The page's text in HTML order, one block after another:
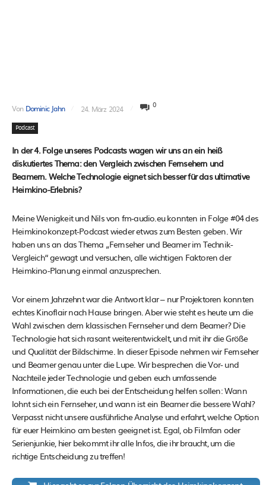
Von Dominic Jahn 24. März 2024 0
Podcast
In der 4. Folge unseres Podcasts wagen wir uns an ein heiß
diskutiertes Thema: den Vergleich zwischen Fernsehern und
Beamern. Welche Technologie eignet sich besser für das ultimative
Heimkino-Erlebnis?
Meine Wenigkeit und Nils von fm-audio.eu konnten in Folge #04 des
Heimkinokonzept-Podcast wieder etwas zum Besten geben. Wir
haben uns an das Thema „Fernseher und Beamer im Technik-
Vergleich“ gewagt und versuchen, alle wichtigen Faktoren der
Heimkino-Planung einmal anzusprechen.
Vor einem Jahrzehnt war die Antwort klar – nur Projektoren konnten
echtes Kinoflair nach Hause bringen. Aber wie steht es heute um die
Wahl zwischen dem klassischen Fernseher und dem Beamer? Die
Technologie hat sich rasant weiterentwickelt, und mit ihr die Größe
und Qualität der Bildschirme. In dieser Episode nehmen wir Fernseher
und Beamer genau unter die Lupe. Wir besprechen die Vor- und
Nachteile jeder Technologie und geben euch umfassende
Informationen, die euch bei der Entscheidung helfen sollen: Wann
lohnt sich ein Fernseher, und wann ist ein Beamer die bessere Wahl?
Verpasst nicht unsere ausführliche Analyse und erfahrt, welche Option
für euer Heimkino am besten geeignet ist. Egal, ob Filmfan oder
Serienjunkie, hier bekommt ihr alle Infos, die ihr braucht, um die
richtige Entscheidung zu treffen!